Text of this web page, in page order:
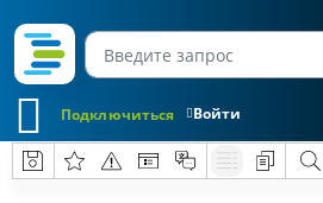
Войти
Подключиться